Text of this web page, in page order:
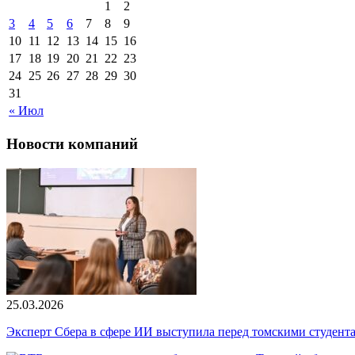
« Июл
1
2
3
4 5 6 7 8
9
10 11 12 13 14 15 16
17 18 19 20 21 22 23
24 25 26 27 28 29 30
31
Новости компаний
25.03.2026
Эксперт Сбера в сфере ИИ выступила перед томскими